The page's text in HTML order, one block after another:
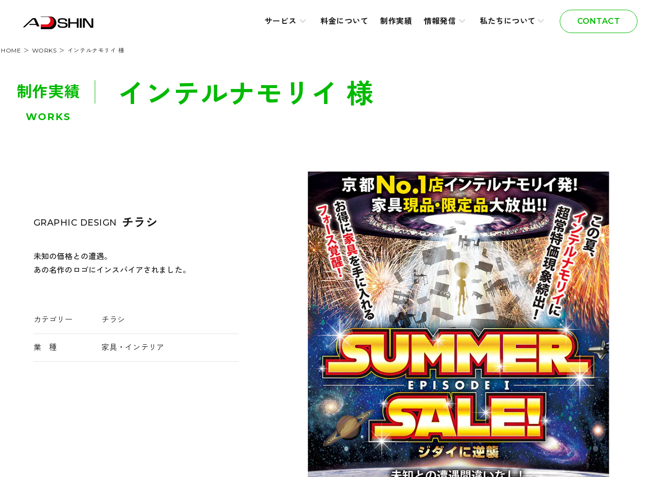
サービス 料金について 制作実績 情報発信 私たちについて CONTACT
HOME WORKS インテルナモリイ 様
制作実績
WORKS
インテルナモリイ 様
GRAPHIC DESIGN チラシ
未知の価格との遭遇。
あの名作のロゴにインスパイアされました。
カテゴリー チラシ
業 種 家具・インテリア